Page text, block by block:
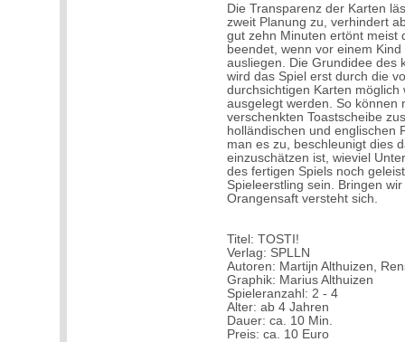
Die Transparenz der Karten
zweit Planung zu, verhindert
gut zehn Minuten ertönt meist
beendet, wenn vor einem
ausliegen. Die Grundidee des
wird das Spiel erst durch die
durchsichtigen Karten
ausgelegt werden. So können
verschenkten Toastscheibe
holländischen und englischen
man es zu, beschleunigt dies
einzuschätzen ist, wieviel
des fertigen Spiels noch
Spieleerstling sein. Bringen
Orangensaft versteht sich.
Titel: TOSTI!
Verlag: SPLLN
Autoren: Martijn Althuizen,
Graphik: Marius Althuizen
Spieleranzahl: 2 - 4
Alter: ab 4 Jahren
Dauer: ca. 10 Min.
Preis: ca. 10 Euro